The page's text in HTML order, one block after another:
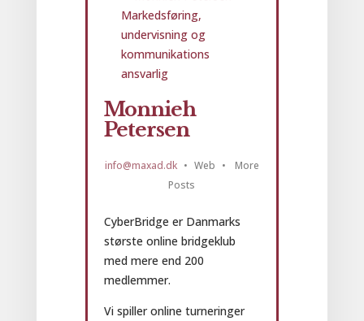
de
mest
brugte
begreber
forklaret
Monnieh
Petersen
info@maxad.dk • Web •
More
Posts
CyberBridge er Danmarks
største online bridgeklub
med mere end 200
medlemmer.
Vi spiller online turneringer